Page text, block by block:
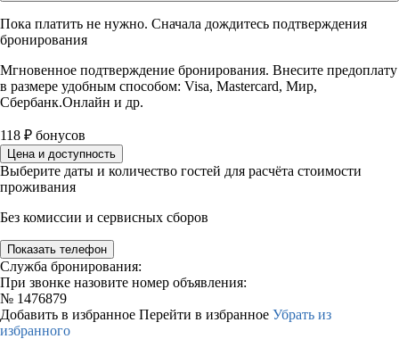
Пока платить не нужно. Сначала дождитесь подтверждения
бронирования
Мгновенное подтверждение бронирования. Внесите предоплату
в размере удобным способом: Visa, Mastercard, Мир,
Сбербанк.Онлайн и др.
118 ₽ бонусов
Цена и доступность
Выберите даты и количество гостей для расчёта стоимости
проживания
Без комиссии и сервисных сборов
Показать телефон
Служба бронирования:
При звонке назовите номер объявления:
№ 1476879
Добавить в избранное Перейти в избранное Убрать из
избранного